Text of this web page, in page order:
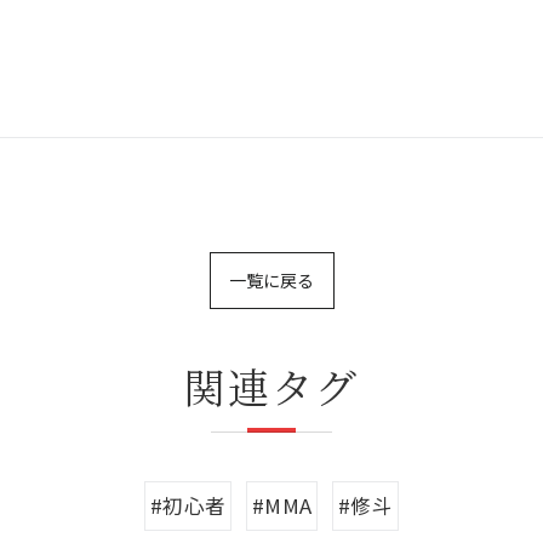
一覧に戻る
関連タグ
#初心者 #MMA #修斗